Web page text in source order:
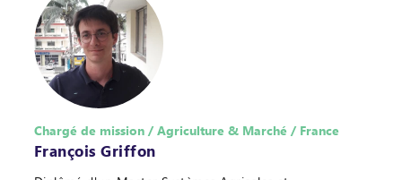
Chargé de mission / Agriculture & Marché / France
François Griffon